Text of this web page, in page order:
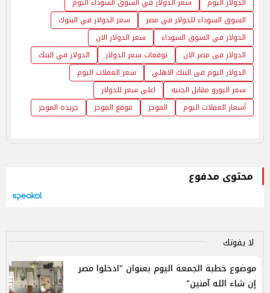
السوق السوداء للدولار في مصر
سعر الدولار في البنوك
الدولار في السوق السوداء
سعر الدولار الان
الدولار فى مصر الان
توقعات سعر الدولار
الدولار في البنك
الدولار اليوم فى البنك الاهلي
سعر العملات اليوم
سعر اليورو مقابل الجنيه
اعلى سعر للدولار
أسعار العملات اليوم
الموجز موقع الموجز جريدة الموجز
محتوى مدفوع
لا يفوتك
موضوع خطبة الجمعة اليوم بعنوان "ادخلوا مصر
إن شاء الله آمنين"